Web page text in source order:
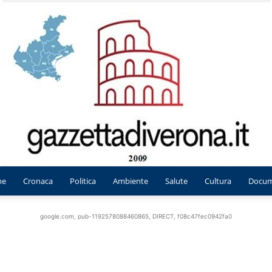
Cronaca Politica Ambiente Salute Cultura
google.com, pub-1192578088460865, DIRECT, f08c47fec0942fa0